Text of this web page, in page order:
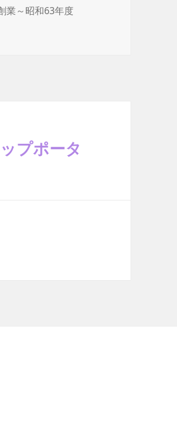
業～昭和63年度
プポータ